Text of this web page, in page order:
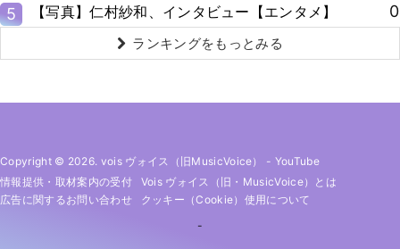
5 【写真】仁村紗和、インタビュー【エンタメ】 0
ランキングをもっとみる
Copyright © 2026. vois ヴォイス（旧MusicVoice） - YouTube
情報提供・取材案内の受付
Vois ヴォイス（旧・MusicVoice）とは
広告に関するお問い合わせ
クッキー（cookie）使用について
-